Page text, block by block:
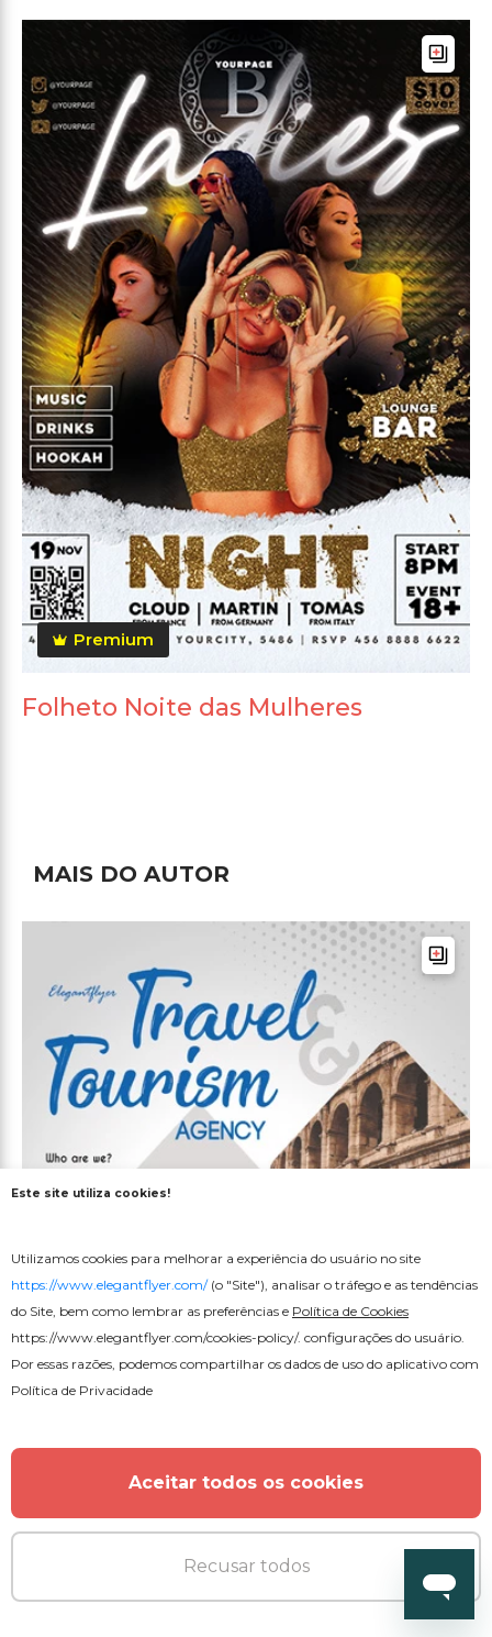
Premium
Folheto Noite das Mulheres
MAIS DO AUTOR
Gratuito
Viagens e Turismo
Este site utiliza cookies!
Utilizamos cookies para melhorar a experiência do usuário no site
https://www.elegantflyer.com/(o "Site"), analisar o tráfego e as tendências
do Site, bem como lembrar as preferências e Política de Cookies
https://www.elegantflyer.com/cookies-policy/. configurações do usuário.
Por essas razões, podemos compartilhar os dados de uso do aplicativo com
Política de Privacidade
Aceitar todos os cookies
Recusar todos